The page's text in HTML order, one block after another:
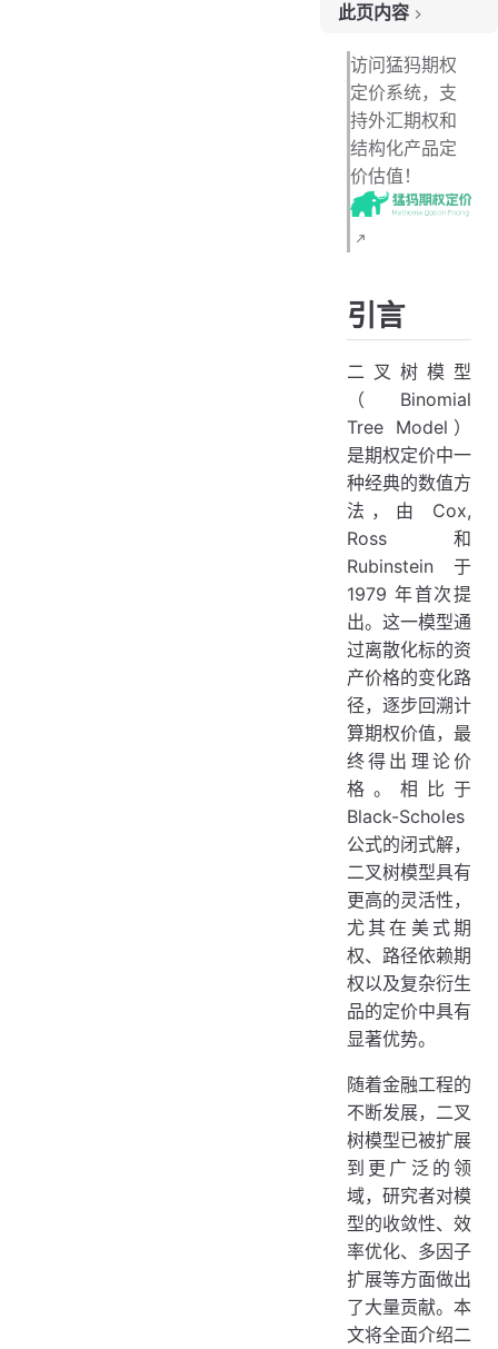
此页内容
引言
1.1 核心思想
1.3 模型参数的定义
1.3.3 风险中性概率
1.3.4 回溯计算
2. 二叉树模型的定价步骤
2.1 构建资产价格二叉树
2.3 回溯计算期权价值
3. 示例：二叉树模型定价欧式看涨期权
3.1 输入参数
3.2 模型构建
3.3 计算期权价值
3.4 结果
4.1.1 收敛性研究
相关研究：
相关研究：
4.2.1 美式期权与提前行权分析
相关研究：
4.2.2 复杂衍生品定价
相关研究：
4.2.3 多因子和高维扩展
相关研究：
4.3. 二叉树模型与隐含波动率的结合
相关研究：
4.4. 二叉树模型的实际应用
4.4.1 风险管理
4.4.2 波动率套利
4.4.3 教学与入门分析
访问猛犸期权
定价系统，支
持外汇期权和
结构化产品定
价估值！
引言
二叉树模型
（Binomial
Tree Model）
是期权定价中一
种经典的数值方
法，由 Cox,
Ross 和
Rubinstein 于
1979 年首次提
出。这一模型通
过离散化标的资
产价格的变化路
径，逐步回溯计
算期权价值，最
终得出理论价
格。相比于
Black-Scholes
公式的闭式解，
二叉树模型具有
更高的灵活性，
尤其在美式期
权、路径依赖期
权以及复杂衍生
品的定价中具有
显著优势。
随着金融工程的
不断发展，二叉
树模型已被扩展
到更广泛的领
域，研究者对模
型的收敛性、效
率优化、多因子
扩展等方面做出
了大量贡献。本
文将全面介绍二